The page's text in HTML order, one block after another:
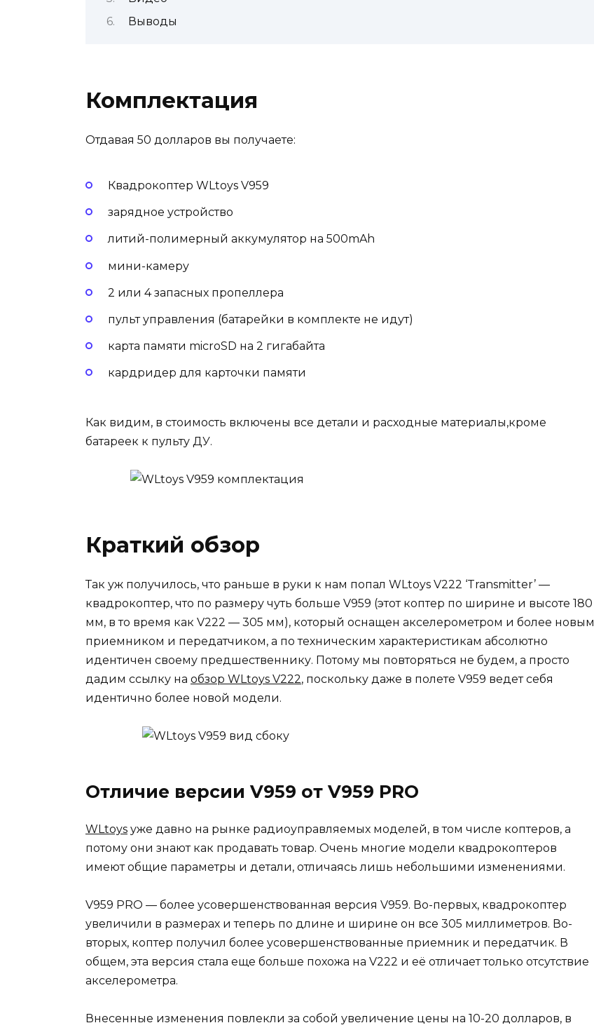
Выводы
Комплектация
Отдавая 50 долларов вы получаете:
Квадрокоптер WLtoys V959
зарядное устройство
литий-полимерный аккумулятор на 500mAh
мини-камеру
2 или 4 запасных пропеллера
пульт управления (батарейки в комплекте не идут)
карта памяти microSD на 2 гигабайта
кардридер для карточки памяти
Как видим, в стоимость включены все детали и расходные материалы,кроме
батареек к пульту ДУ.
Краткий обзор
Так уж получилось, что раньше в руки к нам попал WLtoys V222 ‘Transmitter’ —
квадрокоптер, что по размеру чуть больше V959 (этот коптер по ширине и высоте 180
мм, в то время как V222 — 305 мм), который оснащен акселерометром и более новым
приемником и передатчиком, а по техническим характеристикам абсолютно
идентичен своему предшественнику. Потому мы повторяться не будем, а просто
дадим ссылку на обзор WLtoys V222, поскольку даже в полете V959 ведет себя
идентично более новой модели.
Отличие версии V959 от V959 PRO
WLtoys уже давно на рынке радиоуправляемых моделей, в том числе коптеров, а
потому они знают как продавать товар. Очень многие модели квадрокоптеров
имеют общие параметры и детали, отличаясь лишь небольшими изменениями.
V959 PRO — более усовершенствованная версия V959. Во-первых, квадрокоптер
увеличили в размерах и теперь по длине и ширине он все 305 миллиметров. Во-
вторых, коптер получил более усовершенствованные приемник и передатчик. В
общем, эта версия стала еще больше похожа на V222 и её отличает только отсутствие
акселерометра.
Внесенные изменения повлекли за собой увеличение цены на 10-20 долларов, в